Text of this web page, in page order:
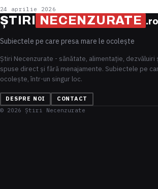
24 aprilie 2026
ȘTIRI NECENZURATE .ro
Subiectele pe care presa mare le ocolește
Știri Necenzurate - sănătate, alimentație, dezvăluiri
spuse direct și fără menajamente. Subiectele pe
ocolește, într-un singur loc.
DESPRE NOI CONTACT
© 2026 Știri Necenzurate